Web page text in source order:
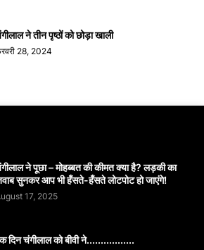
ने तीन पृष्ठों को छोड़ा खाली
28, 2024
ने पूछा – मोहब्बत की कीमत क्या है? लड़की का
सुनकर आप भी हँसते-हँसते लोटपोट हो जाएंगे!
17, 2025
दिन चंगीलाल को बीवी ने.................